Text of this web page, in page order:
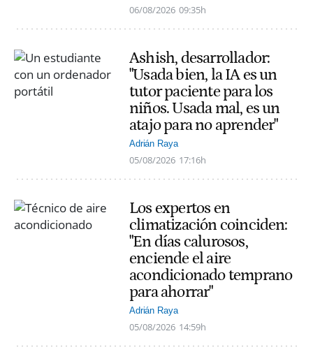
06/08/2026 09:35h
Ashish, desarrollador:
"Usada bien, la IA es un
tutor paciente para los
niños. Usada mal, es un
atajo para no aprender"
Adrián Raya
05/08/2026 17:16h
Los expertos en
climatización coinciden:
"En días calurosos,
enciende el aire
acondicionado temprano
para ahorrar"
Adrián Raya
05/08/2026 14:59h